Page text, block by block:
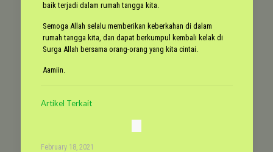
baik terjadi dalam rumah tangga kita.
Semoga Allah selalu memberikan keberkahan di dalam
rumah tangga kita, dan dapat berkumpul kembali kelak di
Surga Allah bersama orang-orang yang kita cintai.
Aamiin.
Artikel Terkait
February 18, 2021